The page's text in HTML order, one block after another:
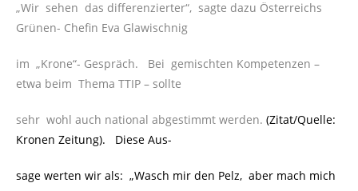
„Wir sehen das differenzierter“, sagte dazu Österreichs
Grünen- Chefin Eva Glawischnig
im „Krone“- Gespräch. Bei gemischten Kompetenzen –
etwa beim Thema TTIP – sollte
sehr wohl auch national abgestimmt werden. (Zitat/Quelle:
Kronen Zeitung). Diese Aus-
sage werten wir als: „Wasch mir den Pelz, aber mach mich